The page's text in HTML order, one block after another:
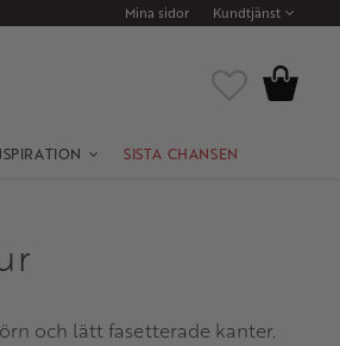
Mina sidor Kundtjänst
SISTA CHANSEN
Favoriter
Kundvagn
och lätt fasetterade kanter.